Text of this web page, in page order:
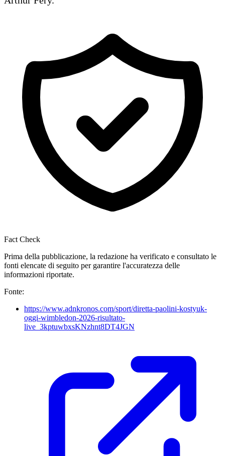
Fact Check
Prima della pubblicazione, la redazione ha verificato e consultato le
fonti elencate di seguito per garantire l'accuratezza delle
informazioni riportate.
Fonte:
https://www.adnkronos.com/sport/diretta-paolini-kostyuk-
oggi-wimbledon-2026-risultato-
live_3kptuwbxsKNzhnt8DT4JGN